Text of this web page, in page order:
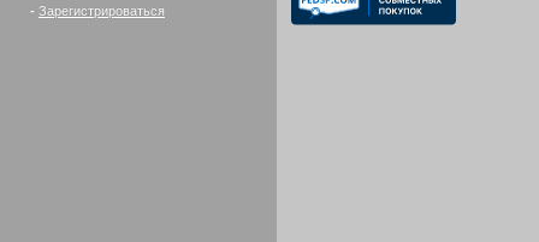
- Зарегистрироваться